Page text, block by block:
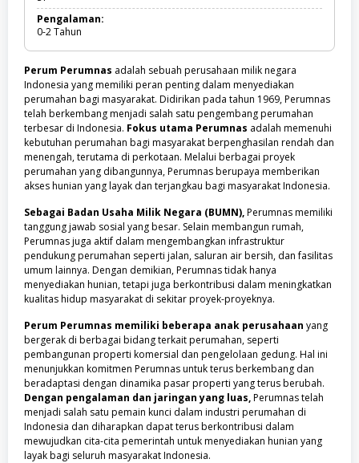
Pengalaman:
0-2Tahun
Perum Perumnas adalah sebuah perusahaan milik negara
Indonesia yang memiliki peran penting dalam menyediakan
perumahan bagi masyarakat. Didirikan pada tahun 1969, Perumnas
telah berkembang menjadi salah satu pengembang perumahan
terbesar di Indonesia. Fokus utama Perumnas adalah memenuhi
kebutuhan perumahan bagi masyarakat berpenghasilan rendah dan
menengah, terutama di perkotaan. Melalui berbagai proyek
perumahan yang dibangunnya, Perumnas berupaya memberikan
akses hunian yang layak dan terjangkau bagi masyarakat Indonesia.
Sebagai Badan Usaha Milik Negara (BUMN),Perumnas memiliki
tanggung jawab sosial yang besar. Selain membangun rumah,
Perumnas juga aktif dalam mengembangkan infrastruktur
pendukung perumahan seperti jalan, saluran air bersih, dan fasilitas
umum lainnya. Dengan demikian, Perumnas tidak hanya
menyediakan hunian, tetapi juga berkontribusi dalam meningkatkan
kualitas hidup masyarakat di sekitar proyek-proyeknya.
Perum Perumnas memiliki beberapa anak perusahaan yang
bergerak di berbagai bidang terkait perumahan, seperti
pembangunan properti komersial dan pengelolaan gedung. Hal ini
menunjukkan komitmen Perumnas untuk terus berkembang dan
beradaptasi dengan dinamika pasar properti yang terus berubah.
Dengan pengalaman dan jaringan yang luas,Perumnas telah
menjadi salah satu pemain kunci dalam industri perumahan di
Indonesia dan diharapkan dapat terus berkontribusi dalam
mewujudkan cita-cita pemerintah untuk menyediakan hunian yang
layak bagi seluruh masyarakat Indonesia.